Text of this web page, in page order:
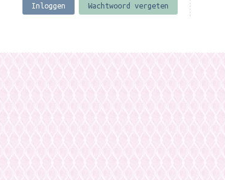
Inloggen Wachtwoord vergeten